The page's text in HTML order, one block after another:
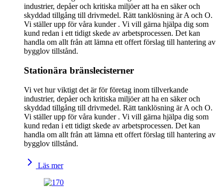
industrier, depåer och kritiska miljöer att ha en säker och
skyddad tillgång till drivmedel. Rätt tanklösning är A och O.
Vi ställer upp för våra kunder . Vi vill gärna hjälpa dig som
kund redan i ett tidigt skede av arbetsprocessen. Det kan
handla om allt från att lämna ett offert förslag till hantering av
bygglov tillstånd.
Stationära bränslecisterner
Vi vet hur viktigt det är för företag inom tillverkande
industrier, depåer och kritiska miljöer att ha en säker och
skyddad tillgång till drivmedel. Rätt tanklösning är A och O.
Vi ställer upp för våra kunder . Vi vill gärna hjälpa dig som
kund redan i ett tidigt skede av arbetsprocessen. Det kan
handla om allt från att lämna ett offert förslag till hantering av
bygglov tillstånd.
Läs mer